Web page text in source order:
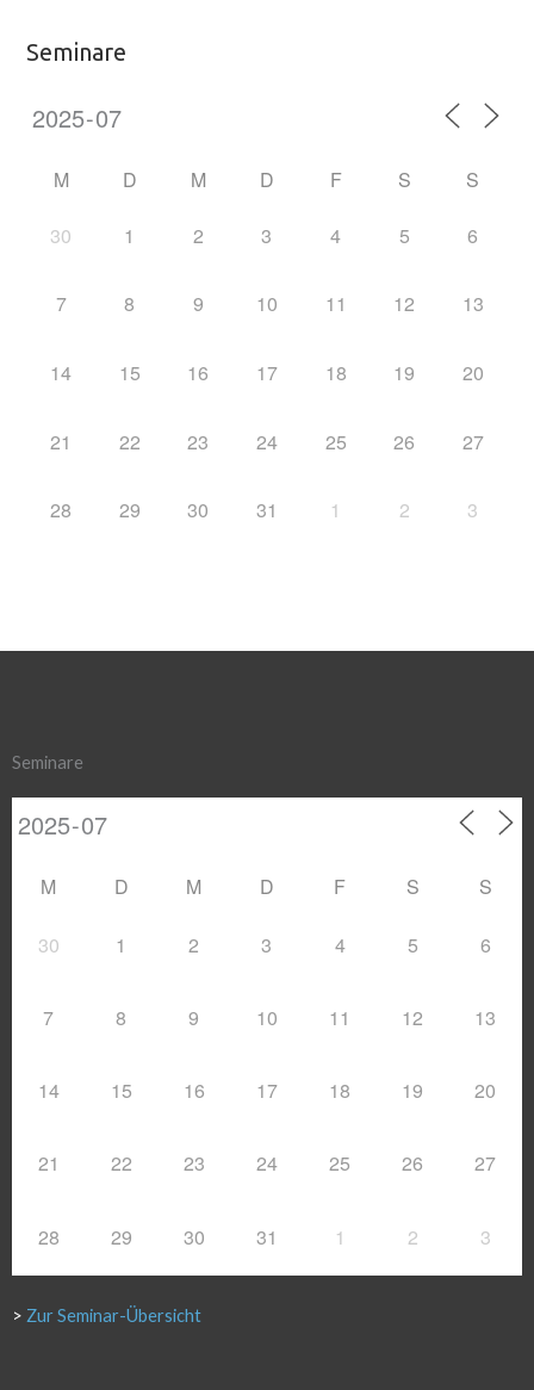
Seminare
M D M D F S S
30 1 2 3 4 5 6
7 8 9 10 11 12 13
14 15 16 17 18 19 20
21 22 23 24 25 26 27
28 29 30 31 1 2 3
Seminare
M D M D F S S
30 1 2 3 4 5 6
7 8 9 10 11 12 13
14 15 16 17 18 19 20
21 22 23 24 25 26 27
28 29 30 31 1 2 3
> Zur Seminar-Übersicht